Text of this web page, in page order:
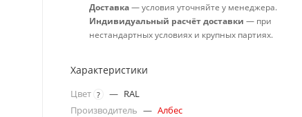
Доставка— условия уточняйте у менеджера.
Индивидуальный расчёт доставки — при
нестандартных условиях и крупных партиях.
Характеристики
Цвет ? — RAL
Производитель — Албес